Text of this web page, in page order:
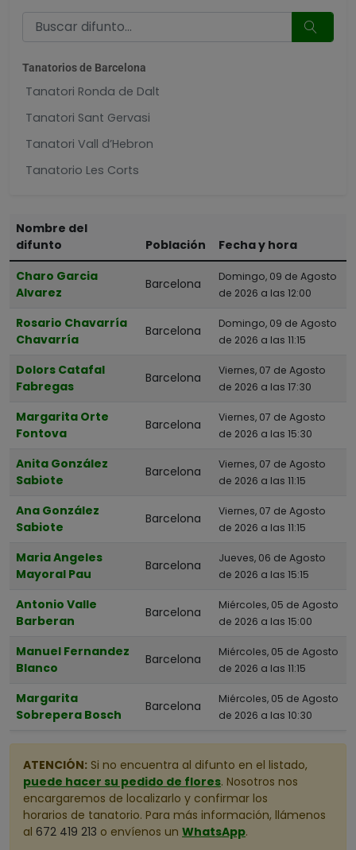
Tanatorios de Barcelona
Tanatori Ronda de Dalt
Tanatori Sant Gervasi
Tanatori Vall d’Hebron
Tanatorio Les Corts
Tanatorio Sant Andreu Nou Barris
Tanatorio-Crematorio Montjuic
Poblaciones cercanas
Esplugues De Llobregat
Cornellà De Llobregat
Sant Just Desvern
El Prat De Llobregat
Sant Boi De Llobregat
Nombre del
difunto
Población
Fecha y hora
Charo Garcia
Alvarez
Barcelona
Domingo, 09 de Agosto
de 2026 a las 12:00
Rosario Chavarría
Chavarría
Barcelona
Domingo, 09 de Agosto
de 2026 a las 11:15
Dolors Catafal
Fabregas
Barcelona
Viernes, 07 de Agosto
de 2026 a las 17:30
Margarita Orte
Fontova
Barcelona
Viernes, 07 de Agosto
de 2026 a las 15:30
Anita González
Sabiote
Barcelona
Viernes, 07 de Agosto
de 2026 a las 11:15
Ana González
Sabiote
Barcelona
Viernes, 07 de Agosto
de 2026 a las 11:15
Maria Angeles
Mayoral Pau
Barcelona
Jueves, 06 de Agosto
de 2026 a las 15:15
Antonio Valle
Barberan
Barcelona
Miércoles, 05 de Agosto
de 2026 a las 15:00
Manuel Fernandez
Blanco
Barcelona
Miércoles, 05 de Agosto
de 2026 a las 11:15
Margarita
Sobrepera Bosch
Barcelona
Miércoles, 05 de Agosto
de 2026 a las 10:30
ATENCIÓN: Si no encuentra al difunto en el listado,
puede hacer su pedido de flores. Nosotros nos
encargaremos de localizarlo y confirmar los
horarios de tanatorio. Para más información, llámenos
al 672 419 213 o envíenos un WhatsApp.